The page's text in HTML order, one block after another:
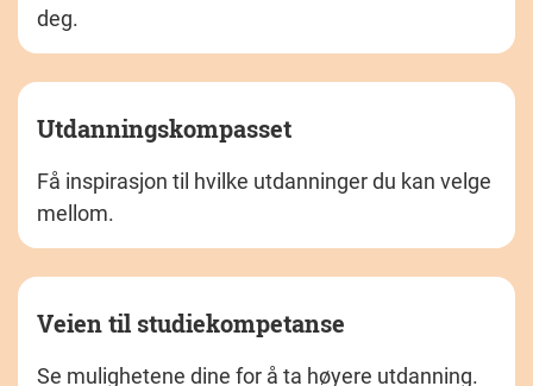
deg.
Utdanningskompasset
Få inspirasjon til hvilke utdanninger du kan velge
mellom.
Veien til studiekompetanse
Se mulighetene dine for å ta høyere utdanning.